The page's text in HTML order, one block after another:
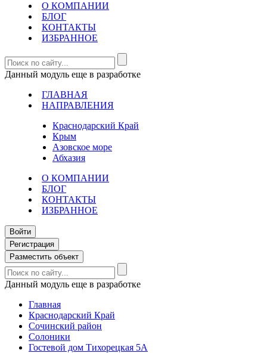
О КОМПАНИИ
БЛОГ
КОНТАКТЫ
ИЗБРАННОЕ
Данный модуль еще в разработке
ГЛАВНАЯ
НАПРАВЛЕНИЯ
Краснодарский Край
Крым
Азовское море
Абхазия
О КОМПАНИИ
БЛОГ
КОНТАКТЫ
ИЗБРАННОЕ
Войти
Регистрация
Разместить объект
Данный модуль еще в разработке
Главная
Краснодарский Край
Сочинский район
Солоники
Гостевой дом Тихорецкая 5А